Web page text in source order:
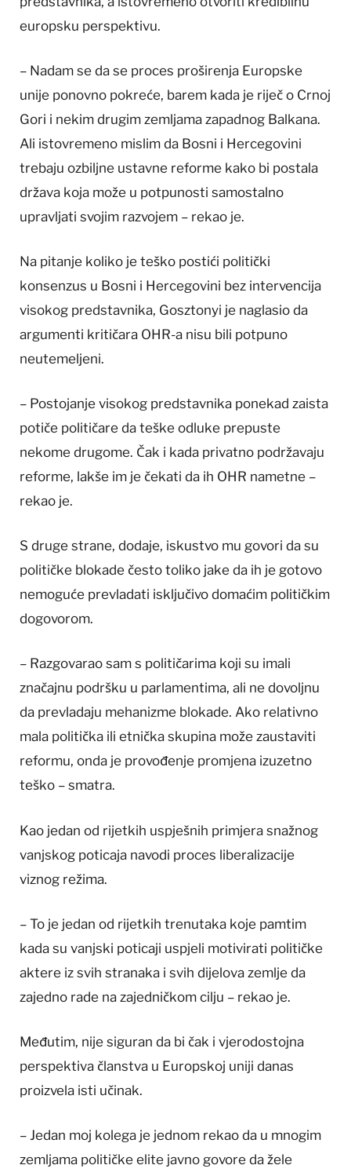
europsku perspektivu.
– Nadam se da se proces proširenja Europske
unije ponovno pokreće, barem kada je riječ o Crnoj
Gori i nekim drugim zemljama zapadnog Balkana.
Ali istovremeno mislim da Bosni i Hercegovini
trebaju ozbiljne ustavne reforme kako bi postala
država koja može u potpunosti samostalno
upravljati svojim razvojem – rekao je.
Na pitanje koliko je teško postići politički
konsenzus u Bosni i Hercegovini bez intervencija
visokog predstavnika, Gosztonyi je naglasio da
argumenti kritičara OHR-a nisu bili potpuno
neutemeljeni.
– Postojanje visokog predstavnika ponekad zaista
potiče političare da teške odluke prepuste
nekome drugome. Čak i kada privatno podržavaju
reforme, lakše im je čekati da ih OHR nametne –
rekao je.
S druge strane, dodaje, iskustvo mu govori da su
političke blokade često toliko jake da ih je gotovo
nemoguće prevladati isključivo domaćim političkim
dogovorom.
– Razgovarao sam s političarima koji su imali
značajnu podršku u parlamentima, ali ne dovoljnu
da prevladaju mehanizme blokade. Ako relativno
mala politička ili etnička skupina može zaustaviti
reformu, onda je provođenje promjena izuzetno
teško – smatra.
Kao jedan od rijetkih uspješnih primjera snažnog
vanjskog poticaja navodi proces liberalizacije
viznog režima.
– To je jedan od rijetkih trenutaka koje pamtim
kada su vanjski poticaji uspjeli motivirati političke
aktere iz svih stranaka i svih dijelova zemlje da
zajedno rade na zajedničkom cilju – rekao je.
Međutim, nije siguran da bi čak i vjerodostojna
perspektiva članstva u Europskoj uniji danas
proizvela isti učinak.
– Jedan moj kolega je jednom rekao da u mnogim
zemljama političke elite javno govore da žele